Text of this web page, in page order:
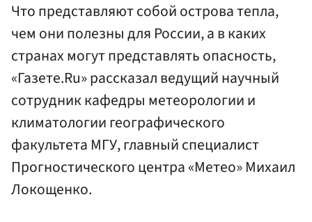
Что представляют собой острова тепла,
чем они полезны для России, а в каких
странах могут представлять опасность,
«Газете.Ru» рассказал ведущий научный
сотрудник кафедры метеорологии и
климатологии географического
факультета МГУ, главный специалист
Прогностического центра «Метео» Михаил
Локощенко.